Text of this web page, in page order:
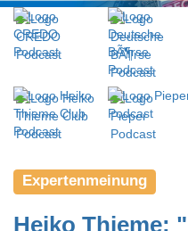
Expertenmeinung
Heiko Thieme: